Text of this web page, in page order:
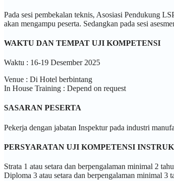
Pada sesi pembekalan teknis, Asosiasi Pendukung
akan mengampu peserta. Sedangkan pada sesi
WAKTU DAN TEMPAT UJI KOMPETENSI
Waktu : 16-19 Desember 2025
Venue : Di Hotel berbintang
In House Training : Depend on request
SASARAN PESERTA
Pekerja dengan jabatan Inspektur pada industri
PERSYARATAN UJI KOMPETENSI
Strata 1 atau setara dan berpengalaman minimal 2
Diploma 3 atau setara dan berpengalaman minimal 3